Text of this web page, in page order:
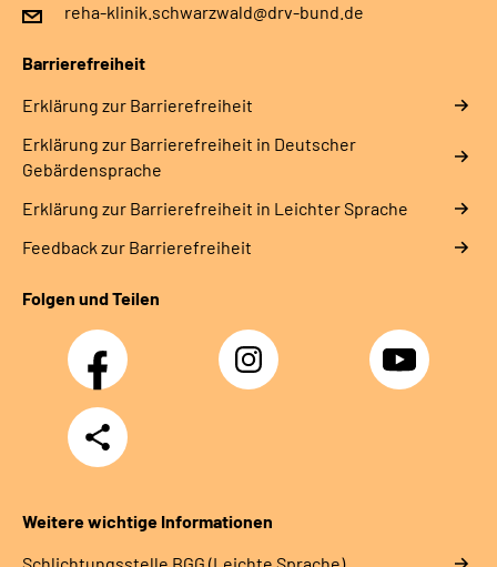
reha-klinik.schwarzwald@drv-bund.de
Barrierefreiheit
Erklärung zur Barrierefreiheit
Erklärung zur Barrierefreiheit in Deutscher
Gebärdensprache
Erklärung zur Barrierefreiheit in Leichter Sprache
Feedback zur Barrierefreiheit
Folgen und Teilen
Facebook Instagram YouTube
Teilen
Weitere wichtige Informationen